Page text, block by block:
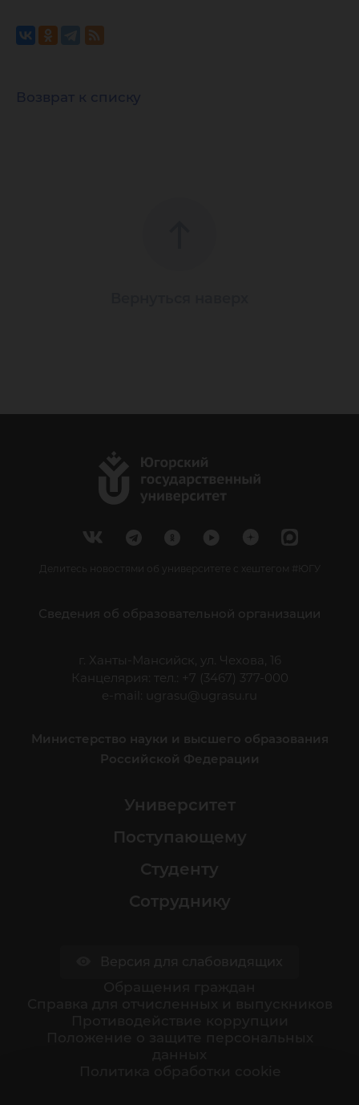
Возврат к списку
Делитесь новостями об университете с хештегом #ЮГУ
Сведения об образовательной организации
г. Ханты-Мансийск, ул. Чехова, 16
Канцелярия: тел.: +7 (3467) 377-000
e-mail:
ugrasu@ugrasu.ru
Министерство науки и высшего образования
Российской Федерации
Университет
Поступающему
Студенту
Сотруднику